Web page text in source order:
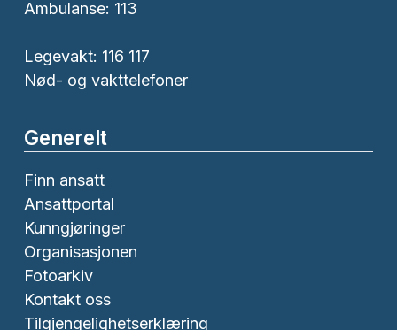
Ambulanse: 113
Legevakt: 116 117
Nød- og vakttelefoner
Generelt
Finn ansatt
Ansattportal
Kunngjøringer
Organisasjonen
Fotoarkiv
Kontakt oss
Tilgjengelighetserklæring